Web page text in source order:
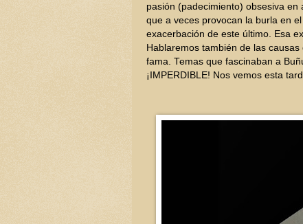
pasión (padecimiento) obsesiva
que a veces provocan la burla en
exacerbación de este último. Esa
Hablaremos también de las
fama. Temas que fascinaban a
¡IMPERDIBLE! Nos vemos esta